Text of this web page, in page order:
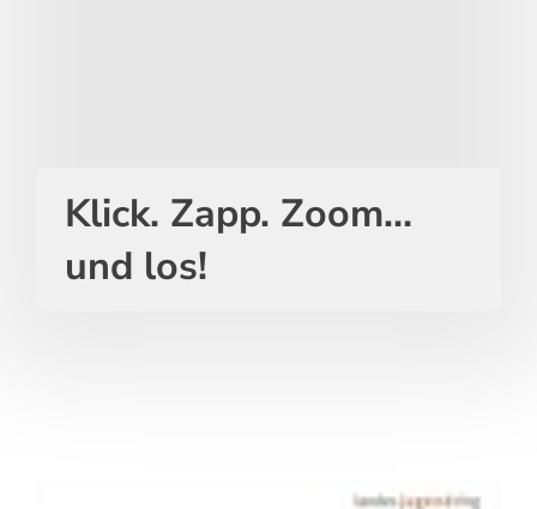
Klick. Zapp. Zoom…
und los!